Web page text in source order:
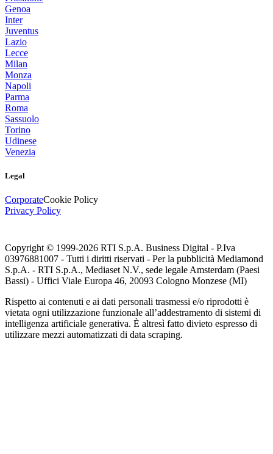
Genoa
Inter
Juventus
Lazio
Lecce
Milan
Monza
Napoli
Parma
Roma
Sassuolo
Torino
Udinese
Venezia
Legal
CorporateCookie Policy
Privacy Policy
Copyright © 1999-2026 RTI S.p.A. Business Digital - P.Iva
03976881007 - Tutti i diritti riservati - Per la pubblicità Mediamond
S.p.A. - RTI S.p.A., Mediaset N.V., sede legale Amsterdam (Paesi
Bassi) - Uffici Viale Europa 46, 20093 Cologno Monzese (MI)
Rispetto ai contenuti e ai dati personali trasmessi e/o riprodotti è
vietata ogni utilizzazione funzionale all’addestramento di sistemi di
intelligenza artificiale generativa. È altresì fatto divieto espresso di
utilizzare mezzi automatizzati di data scraping.